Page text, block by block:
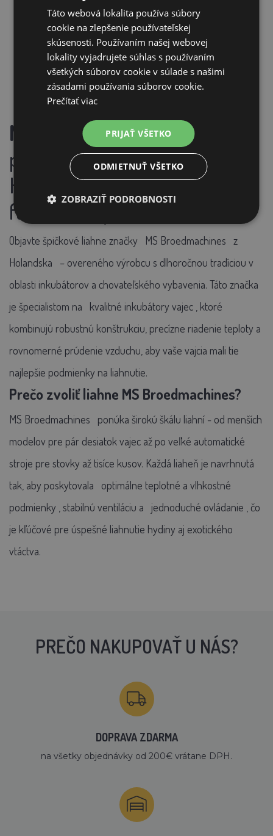
PRIDAŤ DO KOŠÍKA
MS Broedmachines
–
profesionálne liahne z
Holandska pre hobby aj
farmárske použitie
Objavte špičkové liahne značky MS Broedmachines z
Holandska
– overeného výrobcu s dlhoročnou tradíciou v
oblasti inkubátorov a chovateľského vybavenia. Táto značka
je špecialistom na
kvalitné inkubátory vajec , ktoré
kombinujú robustnú konštrukciu, precízne riadenie teploty a
rovnomerné prúdenie vzduchu, aby vaše vajcia mali tie
najlepšie podmienky na liahnutie.
Prečo zvoliť liahne MS Broedmachines?
MS Broedmachines
ponúka širokú škálu liahní - od menších
modelov pre pár desiatok vajec až po veľké automatické
stroje pre stovky až tisíce kusov. Každá liaheň je navrhnutá
tak, aby poskytovala
optimálne teplotné a vlhkostné
podmienky , stabilnú ventiláciu a jednoduché ovládanie , čo
je kľúčové pre úspešné liahnutie hydiny aj exotického
vtáctva.
PREČO NAKUPOVAŤ U NÁS?
DOPRAVA ZDARMA
na všetky objednávky od 200€ vrátane DPH.
Táto webová lokalita používa súbory
cookie na zlepšenie používateľskej
skúsenosti. Používaním našej webovej
lokality vyjadrujete súhlas s používaním
všetkých súborov cookie v súlade s našimi
zásadami používania súborov cookie.
Prečítať viac
PRIJAŤ VŠETKO
ODMIETNUŤ VŠETKO
ZOBRAZIŤ PODROBNOSTI